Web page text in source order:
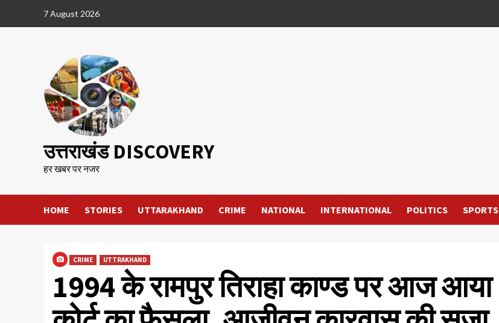
7 August 2026
उत्तराखंड DISCOVERY
हर खबर पर नजर
HOME STORIES UTTARAKHAND CRIME NATIONAL INTERNATIONAL POLITICS SPORTS
CRIME UTTRAKHAND
1994 के रामपुर तिराहा काण्ड पर आज आया